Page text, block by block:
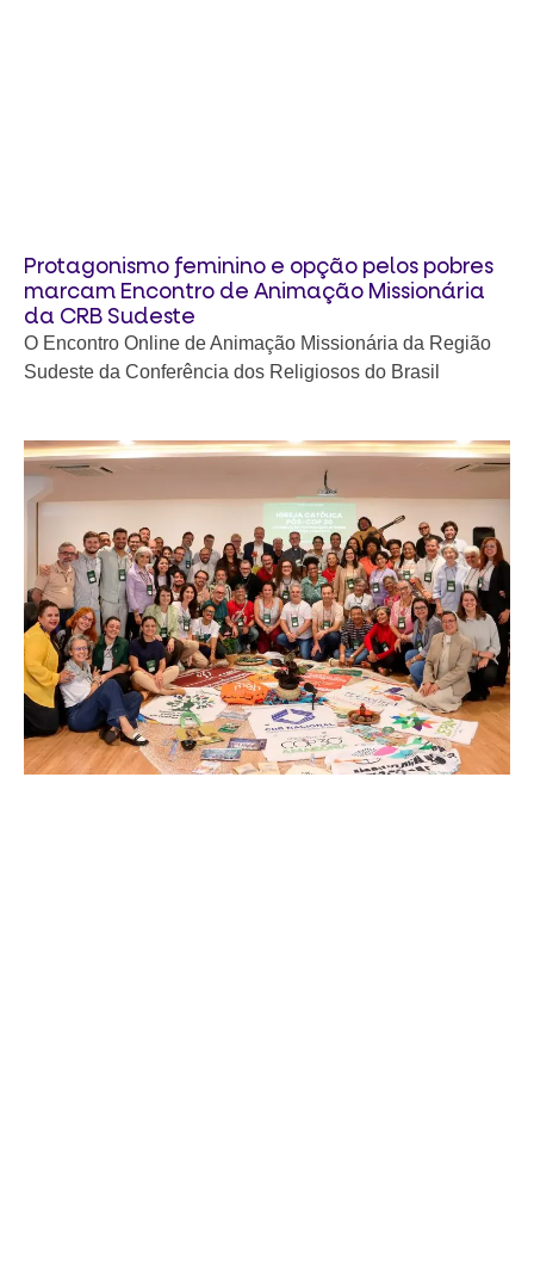
Protagonismo feminino e opção pelos pobres
marcam Encontro de Animação Missionária
da CRB Sudeste
O Encontro Online de Animação Missionária da Região
Sudeste da Conferência dos Religiosos do Brasil